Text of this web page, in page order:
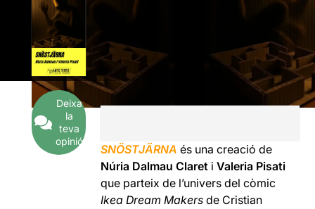
Deixa
la
teva
opinió
SNÖSTJÄRNA és una creació de
Núria Dalmau Claret iValeria Pisati
que parteix de l’univers del còmic
Ikea Dream Makers de Cristian